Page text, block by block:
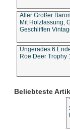
Alter Großer
Mit Holzfassung,
Geschliffen
Ungerades 6
Roe Deer Trophy
Beliebteste